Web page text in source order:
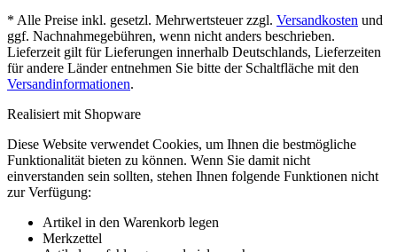
* Alle Preise inkl. gesetzl. Mehrwertsteuer zzgl. Versandkosten und
ggf. Nachnahmegebühren, wenn nicht anders beschrieben.
Lieferzeit gilt für Lieferungen innerhalb Deutschlands, Lieferzeiten
für andere Länder entnehmen Sie bitte der Schaltfläche mit den
Versandinformationen.
Realisiert mit Shopware
Diese Website verwendet Cookies, um Ihnen die bestmögliche
Funktionalität bieten zu können. Wenn Sie damit nicht
einverstanden sein sollten, stehen Ihnen folgende Funktionen nicht
zur Verfügung:
Artikel in den Warenkorb legen
Merkzettel